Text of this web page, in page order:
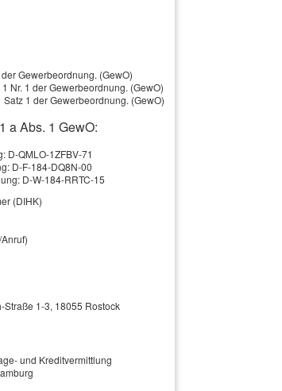
Grundfähigkeitsversicherung
ist.
Gewerbeordnung. (GewO)
Nr. 1 der Gewerbeordnung. (GewO)
1 der Gewerbeordnung. (GewO)
a Abs. 1 GewO:
D-QMLO-1ZFBV-71
D-F-184-DQ8N-00
D-W-184-RRTC-15
(DIHK)
Straße 1-3, 18055 Rostock
und Kreditvermittlung